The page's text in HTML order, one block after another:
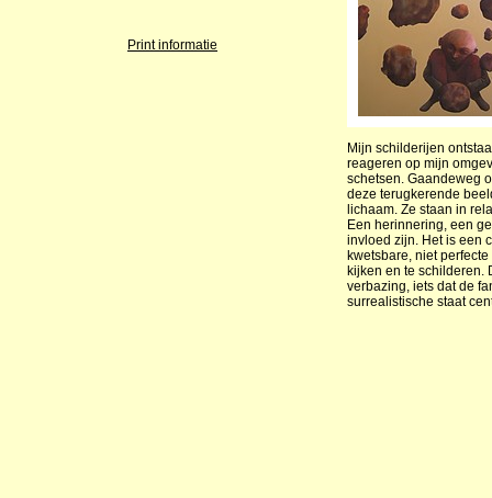
Print informatie
Mijn schilderijen
reageren op mijn
schetsen. Gaandeweg
deze terugkerende
lichaam. Ze staan in
Een herinnering, een
invloed zijn. Het is een
kwetsbare, niet
kijken en te schilderen.
verbazing, iets dat de
surrealistische staat